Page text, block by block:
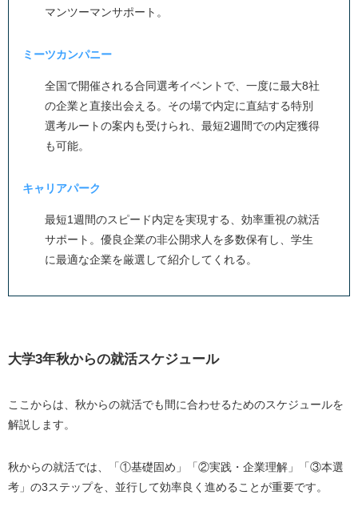
マンツーマンサポート。
ミーツカンパニー
全国で開催される合同選考イベントで、一度に最大8社
の企業と直接出会える。その場で内定に直結する特別
選考ルートの案内も受けられ、最短2週間での内定獲得
も可能。
キャリアパーク
最短1週間のスピード内定を実現する、効率重視の就活
サポート。優良企業の非公開求人を多数保有し、学生
に最適な企業を厳選して紹介してくれる。
大学3年秋からの就活スケジュール
ここからは、秋からの就活でも間に合わせるためのスケジュールを
解説します。
秋からの就活では、「①基礎固め」「②実践・企業理解」「③本選
考」の3ステップを、並行して効率良く進めることが重要です。